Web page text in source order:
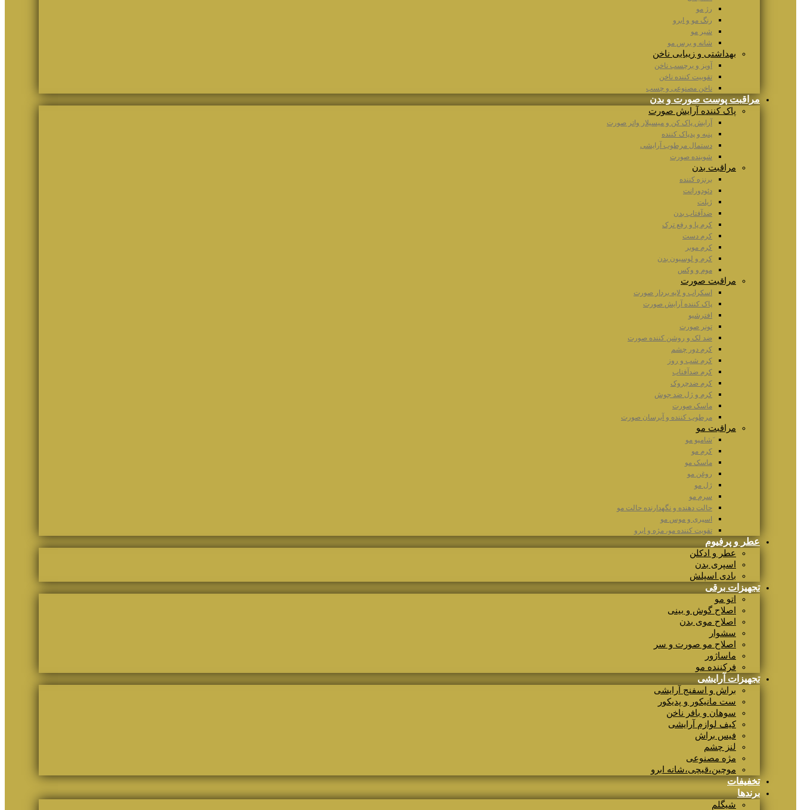
رژ مو
رنگ مو و ابرو
شیر مو
شانه و برس مو
بهداشتی و زیبایی ناخن
آویز و برچسب ناخن
تقوییت کننده ناخن
ناخن مصنوعی و چسب
مراقبت پوست صورت و بدن
پاک کننده آرایش صورت
آرایش پاک کن و میسیلار واتر صورت
پنبه و پدپاک کننده
دستمال مرطوب آرایشی
شوینده صورت
مراقبت بدن
برنزه کننده
دئودورانت
ژیلت
ضدآفتاب بدن
کرم پا و رفع ترک
کرم دست
کرم موبر
کرم و لوسیون بدن
موم و وکس
مراقبت صورت
اسکراب و لایه بردار صورت
پاک کننده آرایش صورت
افترشیو
تونر صورت
ضد لک و روشن کننده صورت
کرم دور چشم
کرم شب و روز
کرم ضدآفتاب
کرم ضدچروک
کرم و ژل ضد جوش
ماسک صورت
مرطوب کننده و آبرسان صورت
مراقبت مو
َشامپو مو
کرم مو
ماسک مو
روغن مو
ژل مو
سرم مو
حالت دهنده و نگهدارنده حالت مو
اسپری و موس مو
تقویت کننده مو، مژه و ابرو
عطر و پرفیوم
عطر و ادکلن
اسپری بدن
بادی اسپلش
تجهیزات برقی
اتو مو
اصلاح گوش و بینی
اصلاح موی بدن
سشوار
اصلاح مو صورت و سر
ماساژور
فرکننده مو
تجهیزات آرایشی
براش و اسفنج آرایشی
ست مانیکور و پدیکور
سوهان و بافر ناخن
کیف لوازم آرایشی
فیس براش
لنز چشم
مژه مصنوعی
موچین،قیچی،شانه ابرو
تخفیفات
برندها
شیگلم